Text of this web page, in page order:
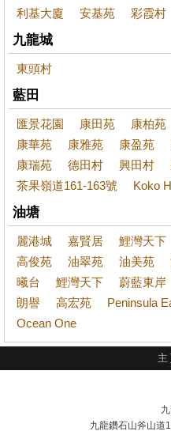
利基大廈 安基苑 彩霞村
九龍城
東頭村
藍田
匯景花園 康田苑 康柏苑
康華苑
康雅苑 康盈苑
康瑞苑
德田村 興田村
茶果嶺道161-163號
Koko
油塘
麗港城 嘉賢居 鯉灣天下
高俊苑
油翠苑 油美苑
曦台
鯉灣天下 蔚藍東岸
朗譽
高宏苑
Peninsula
Ocean One
主
九龍鑽石山斧山